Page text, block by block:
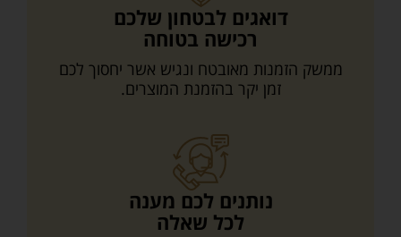
דואגים לבטחון שלכם
רכישה בטוחה
ממשק הזמנות מאובטח ונגיש אשר יחסוך לכם
זמן יקר בהזמנת המוצרים.
נותנים לכם מענה
לכל שאלה